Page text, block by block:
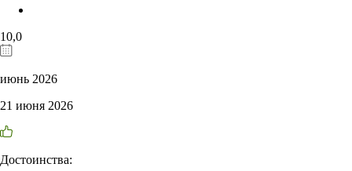
10,0
июнь 2026
21 июня 2026
Достоинства: